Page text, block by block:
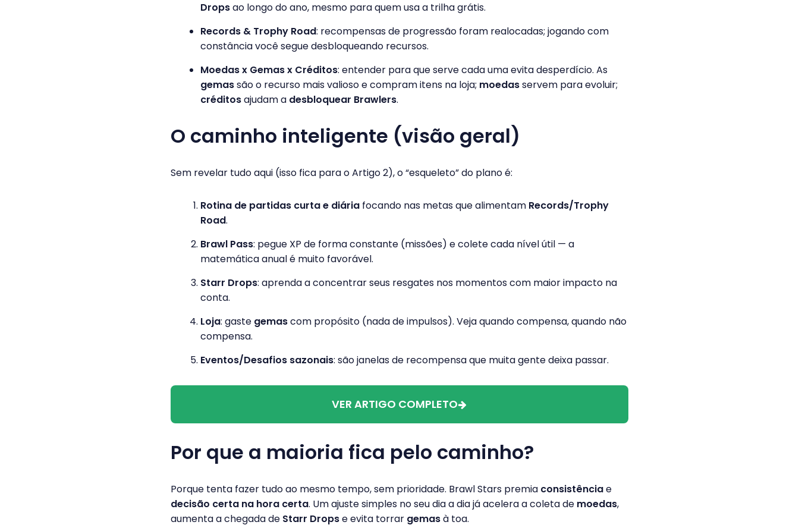
Dropsao longo do ano, mesmo para quem usa a trilha grátis.
Records & Trophy Road: recompensas de progressão foram realocadas; jogando com
constância você segue desbloqueando recursos.
Moedas x Gemas x Créditos: entender para que serve cada uma evita desperdício. As
gemassão o recurso mais valioso e compram itens na loja; moedasservem para evoluir;
créditosajudam a desbloquear Brawlers.
O caminho inteligente (visão geral)
Sem revelar tudo aqui (isso fica para o Artigo 2), o “esqueleto” do plano é:
Rotina de partidas curta e diária focando nas metas que alimentam Records/Trophy
Road.
Brawl Pass: pegue XP de forma constante (missões) e colete cada nível útil — a
matemática anual é muito favorável.
Starr Drops: aprenda a concentrar seus resgates nos momentos com maior impacto na
conta.
Loja: gaste gemascom propósito (nada de impulsos). Veja quando compensa, quando não
compensa.
Eventos/Desafios sazonais: são janelas de recompensa que muita gente deixa passar.
VER ARTIGO COMPLETO
Por que a maioria fica pelo caminho?
Porque tenta fazer tudo ao mesmo tempo, sem prioridade. Brawl Stars premia consistênciae
decisão certa na hora certa. Um ajuste simples no seu dia a dia já acelera a coleta de moedas,
aumenta a chegada de Starr Dropse evita torrar gemasà toa.